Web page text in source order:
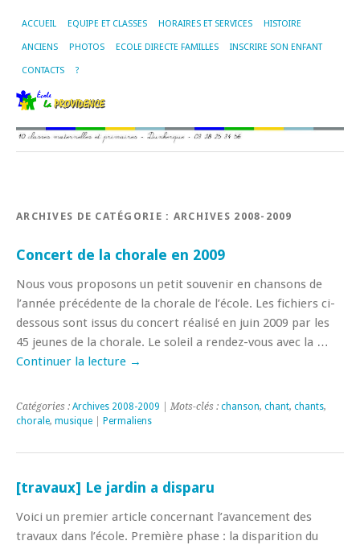
ACCUEIL EQUIPE ET CLASSES HORAIRES ET SERVICES HISTOIRE
ANCIENS PHOTOS ECOLE DIRECTE FAMILLES INSCRIRE SON ENFANT
CONTACTS ?
ARCHIVES DE CATÉGORIE : ARCHIVES 2008-2009
Concert de la chorale en 2009
Nous vous proposons un petit souvenir en chansons de
l’année précédente de la chorale de l’école. Les fichiers ci-
dessous sont issus du concert réalisé en juin 2009 par les
45 jeunes de la chorale. Le soleil a rendez-vous avec la …
Continuer la lecture →
Catégories : Archives 2008-2009 | Mots-clés : chanson, chant, chants,
chorale, musique Permaliens
[travaux] Le jardin a disparu
Voici un premier article concernant l’avancement des
travaux dans l’école. Première phase : la disparition du